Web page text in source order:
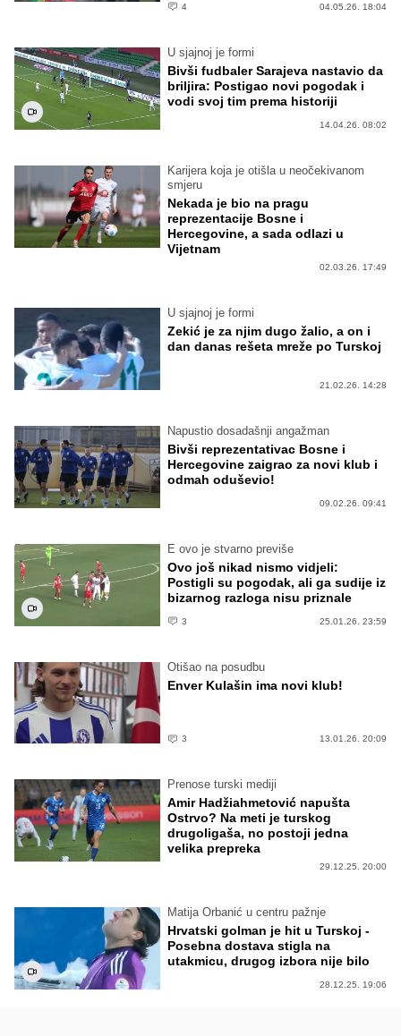
4 04.05.26. 18:04
U sjajnoj je formi
Bivši fudbaler Sarajeva nastavio da
briljira: Postigao novi pogodak i
vodi svoj tim prema historiji
14.04.26. 08:02
Karijera koja je otišla u neočekivanom
smjeru
Nekada je bio na pragu
reprezentacije Bosne i
Hercegovine, a sada odlazi u
Vijetnam
02.03.26. 17:49
U sjajnoj je formi
Zekić je za njim dugo žalio, a on i
dan danas rešeta mreže po Turskoj
21.02.26. 14:28
Napustio dosadašnji angažman
Bivši reprezentativac Bosne i
Hercegovine zaigrao za novi klub i
odmah oduševio!
09.02.26. 09:41
E ovo je stvarno previše
Ovo još nikad nismo vidjeli:
Postigli su pogodak, ali ga sudije iz
bizarnog razloga nisu priznale
3 25.01.26. 23:59
Otišao na posudbu
Enver Kulašin ima novi klub!
3 13.01.26. 20:09
Prenose turski mediji
Amir Hadžiahmetović napušta
Ostrvo? Na meti je turskog
drugoligaša, no postoji jedna
velika prepreka
29.12.25. 20:00
Matija Orbanić u centru pažnje
Hrvatski golman je hit u Turskoj -
Posebna dostava stigla na
utakmicu, drugog izbora nije bilo
28.12.25. 19:06